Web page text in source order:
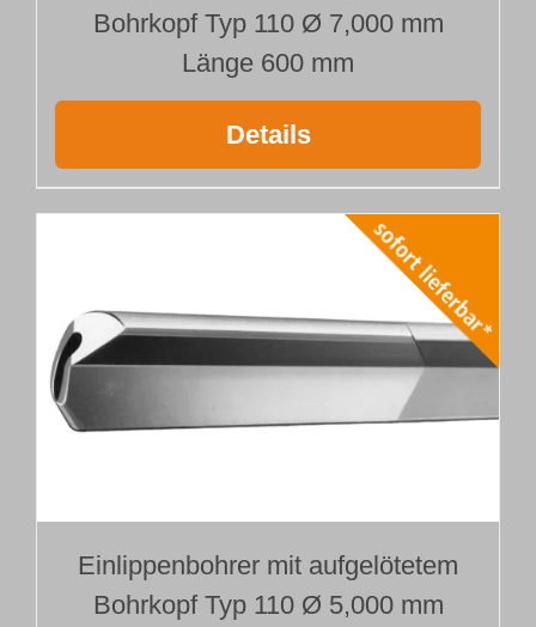
Bohrkopf Typ 110 Ø 7,000 mm
Länge 600 mm
Details
Einlippenbohrer mit aufgelötetem
Bohrkopf Typ 110 Ø 5,000 mm